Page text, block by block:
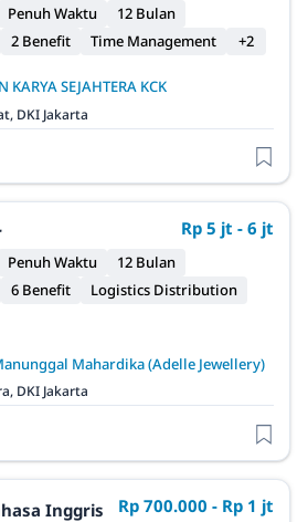
Penuh Waktu
12 Bulan
2 Benefit Time Management +2
KARYA SEJAHTERA KCK
DKI Jakarta
Rp 5 jt - 6 jt
Penuh Waktu
12 Bulan
6 Benefit
Logistics Distribution
Mahardika (Adelle Jewellery)
DKI Jakarta
Inggris Rp 700.000 - Rp 1 jt